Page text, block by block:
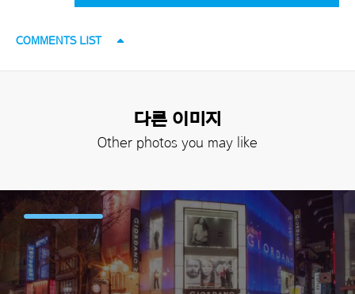
COMMENTS LIST
다른 이미지
Other photos you may like